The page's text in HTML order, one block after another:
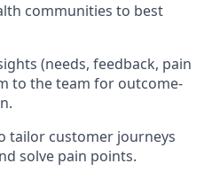
communities to best
(needs, feedback, pain
to the team for outcome-
tailor customer journeys
solve pain points.